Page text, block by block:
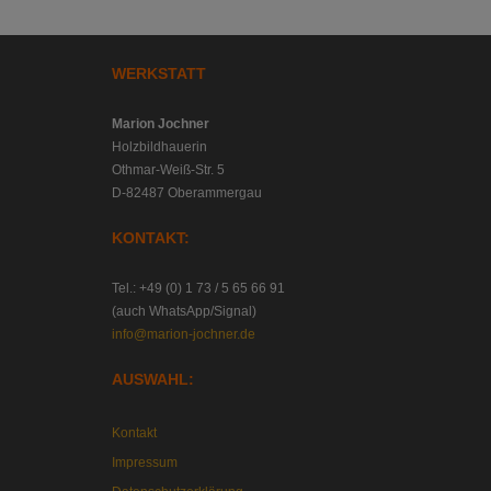
WERKSTATT
Marion Jochner
Holzbildhauerin
Othmar-Weiß-Str. 5
D-82487 Oberammergau
KONTAKT:
Tel.: +49 (0) 1 73 / 5 65 66 91
(auch WhatsApp/Signal)
info@marion-jochner.de
AUSWAHL:
Kontakt
Impressum